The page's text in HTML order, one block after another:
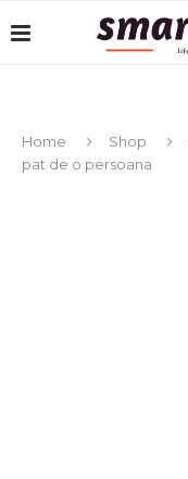
Home Shop
pat de o persoana